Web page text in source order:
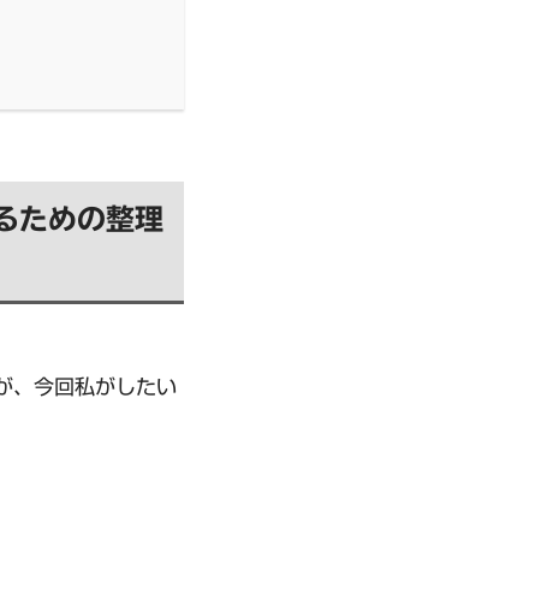
ための整理
、今回私がしたい